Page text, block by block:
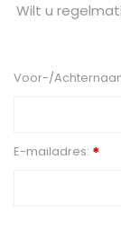
Wilt u
Voor-/
E-mailadres: *